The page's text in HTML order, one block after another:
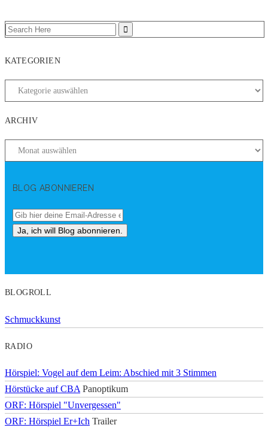
KATEGORIEN
ARCHIV
BLOG ABONNIEREN
BLOGROLL
Schmuckkunst
RADIO
Hörspiel: Vogel auf dem Leim: Abschied mit 3 Stimmen
Hörstücke auf CBA Panoptikum
ORF: Hörspiel "Unvergessen"
ORF: Hörspiel Er+Ich Trailer